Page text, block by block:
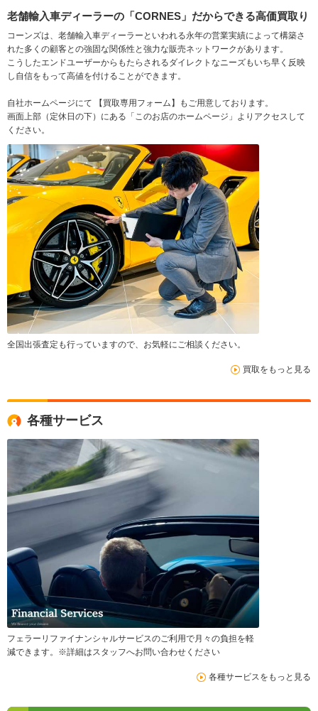
老舗輸入車ディーラーの「CORNES」だからできる高価買取り
コーンズは、老舗輸入車ディーラーといわれる永年の営業実績によって構築さ
れた多くの顧客との強固な関係性と強力な販売ネットワークがあります。
こうしたエンドユーザーからもたらされるダイレクトなニーズもいち早く反映
し自信をもって高値を付けることができます。
自社ホームページにて 【買取専用フォーム】もご用意しております。
画面上部（定休日の下）にある「このお店のホームページ」よりアクセスして
ください。
全国出張査定も行っていますので、お気軽にご相談ください。
買取をもっと見る
各種サービス
フェラーリファイナンシャルサービスのご利用で月々の負担を軽
減できます。※詳細はスタッフへお問い合わせください
各種サービスをもっと見る